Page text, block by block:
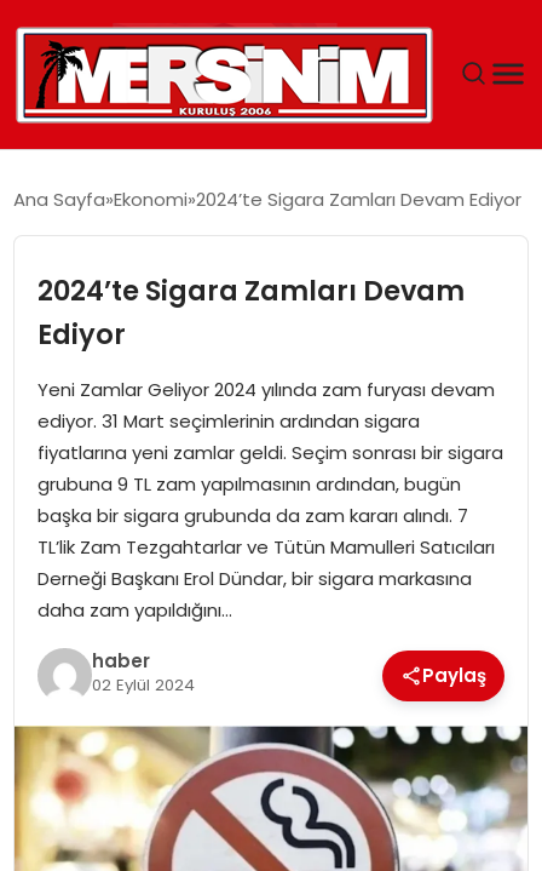
YAŞAM
GÜNCEL
EĞITIM
SPOR
EKONOMI
MAGAZIN
DÜNYA
OTOMOBIL
Ana Sayfa Ekonomi 2024’te Sigara Zamları Devam Ediyor
2024’te Sigara Zamları Devam
Ediyor
Yeni Zamlar Geliyor 2024 yılında zam furyası devam
ediyor. 31 Mart seçimlerinin ardından sigara
fiyatlarına yeni zamlar geldi. Seçim sonrası bir sigara
grubuna 9 TL zam yapılmasının ardından, bugün
başka bir sigara grubunda da zam kararı alındı. 7
TL’lik Zam Tezgahtarlar ve Tütün Mamulleri Satıcıları
Derneği Başkanı Erol Dündar, bir sigara markasına
daha zam yapıldığını…
haber
02 Eylül 2024 Paylaş